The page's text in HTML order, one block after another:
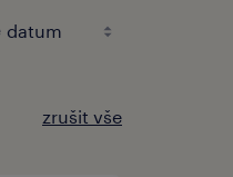
zrušit vše